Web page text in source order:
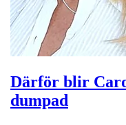
Därför blir
dumpad